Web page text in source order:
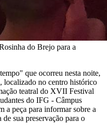
do Brejo para a
que ocorreu nesta noite,
localizado no centro histórico
teatral do XVII Festival
do IFG - Câmpus
a peça para informar sobre a
sua preservação para o